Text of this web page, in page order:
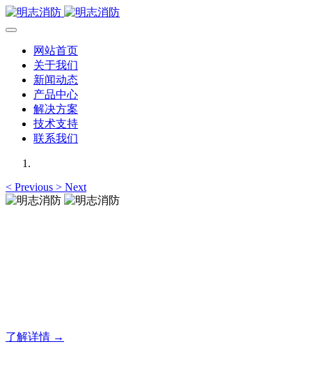
网站首页
关于我们
新闻动态
产品中心
解决方案
技术支持
联系我们
< Previous > Next
了解详情 →